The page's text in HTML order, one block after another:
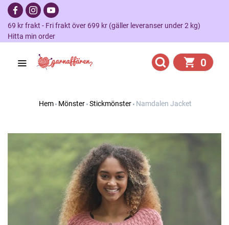
69 kr frakt - Fri frakt över 699 kr (gäller leveranser under 2 kg)
Hitta min order
0
Hem Mönster Stickmönster Namdalen Jacket